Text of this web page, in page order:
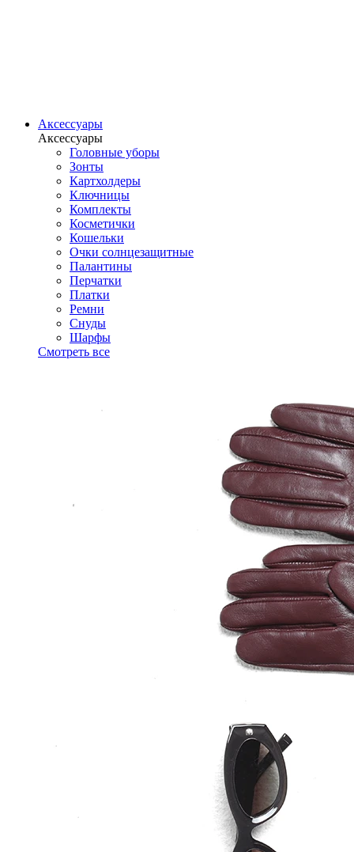
Аксессуары
Аксессуары
Головные уборы
Зонты
Картхолдеры
Ключницы
Комплекты
Косметички
Кошельки
Очки солнцезащитные
Палантины
Перчатки
Платки
Ремни
Снуды
Шарфы
Смотреть все